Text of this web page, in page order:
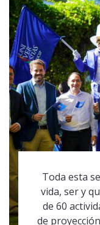
Toda esta
vida, ser y
de 60
de